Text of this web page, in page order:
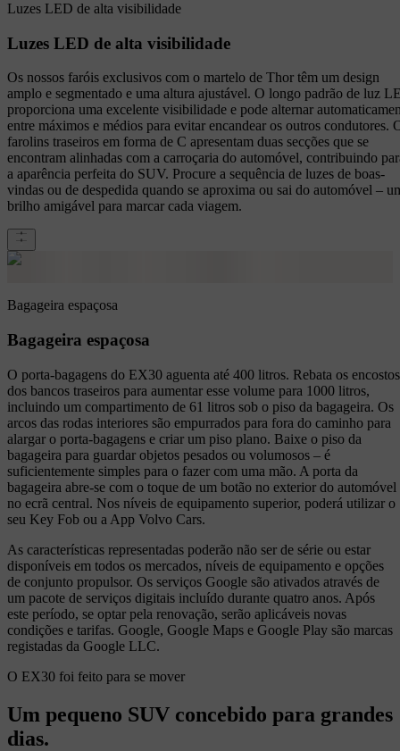
Luzes LED de alta visibilidade
Luzes LED de alta visibilidade
Os nossos faróis exclusivos com o martelo de Thor têm um design
amplo e segmentado e uma altura ajustável. O longo padrão de luz
proporciona uma excelente visibilidade e pode alternar
entre máximos e médios para evitar encandear os outros condutores.
farolins traseiros em forma de C apresentam duas secções que se
encontram alinhadas com a carroçaria do automóvel, contribuindo
a aparência perfeita do SUV. Procure a sequência de luzes de boas-
vindas ou de despedida quando se aproxima ou sai do automóvel –
brilho amigável para marcar cada viagem.
Bagageira espaçosa
Bagageira espaçosa
O porta-bagagens do EX30 aguenta até 400 litros. Rebata os encostos
dos bancos traseiros para aumentar esse volume para 1000 litros,
incluindo um compartimento de 61 litros sob o piso da bagageira. Os
arcos das rodas interiores são empurrados para fora do caminho para
alargar o porta-bagagens e criar um piso plano. Baixe o piso da
bagageira para guardar objetos pesados ou volumosos – é
suficientemente simples para o fazer com uma mão. A porta da
bagageira abre-se com o toque de um botão no exterior do automóvel
no ecrã central. Nos níveis de equipamento superior, poderá utilizar o
seu Key Fob ou a App Volvo Cars.
As características representadas poderão não ser de série ou estar
disponíveis em todos os mercados, níveis de equipamento e opções
de conjunto propulsor. Os serviços Google são ativados através de
um pacote de serviços digitais incluído durante quatro anos. Após
este período, se optar pela renovação, serão aplicáveis novas
condições e tarifas. Google, Google Maps e Google Play são marcas
registadas da Google LLC.
O EX30 foi feito para se mover
Um pequeno SUV concebido para grandes
dias.